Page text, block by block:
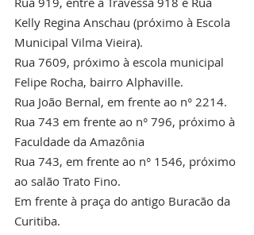
Kelly Regina Anschau (próximo à Escola
Municipal Vilma Vieira).
Rua 7609, próximo à escola municipal
Felipe Rocha, bairro Alphaville.
Rua João Bernal, em frente ao n° 2214.
Rua 743 em frente ao n° 796, próximo à
Faculdade da Amazônia
Rua 743, em frente ao n° 1546, próximo
ao salão Trato Fino.
Em frente à praça do antigo Buracão da
Curitiba.